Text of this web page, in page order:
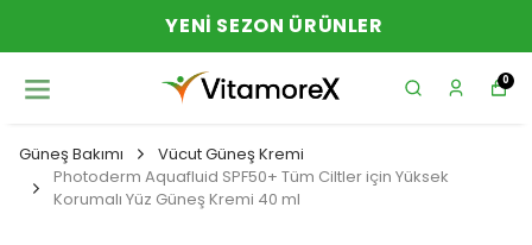
YENI SEZON ÜRÜNLER
0
Güneş Bakımı
Vücut Güneş Kremi
Photoderm Aquafluid SPF50+ Tüm Ciltler için Yüksek
Korumalı Yüz Güneş Kremi 40 ml